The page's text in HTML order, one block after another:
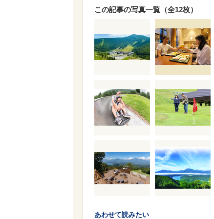
この記事の写真一覧（全12枚）
あわせて読みたい